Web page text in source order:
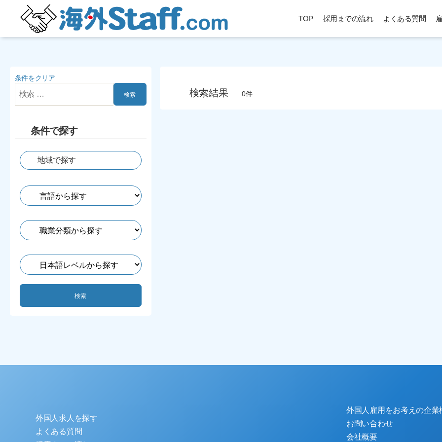
海
TOP 採用までの流れ よくある質問
検索結果 0件
条件をクリア
検索対象:
条件で探す
地域で探す
外国人求人を探す
よくある質問
外国人雇用をお考えの企業
お問い合わせ
会社概要